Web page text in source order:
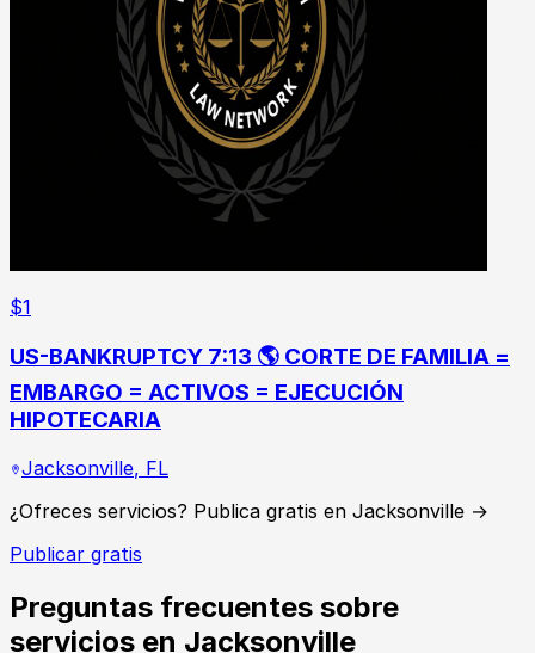
$1
US-BANKRUPTCY 7:13 🌎 CORTE DE FAMILIA =
EMBARGO = ACTIVOS = EJECUCIÓN
HIPOTECARIA
Jacksonville, FL
¿Ofreces servicios? Publica gratis en Jacksonville →
Publicar gratis
Preguntas frecuentes sobre
servicios en Jacksonville